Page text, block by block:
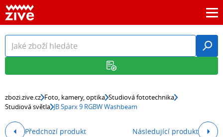
zbozi.zive.cz Foto, kamery, optika Studiová fototechnika
Studiová světla JB Sparx 9 RGBW Washbeam
Předchozí produkt Následující produkt